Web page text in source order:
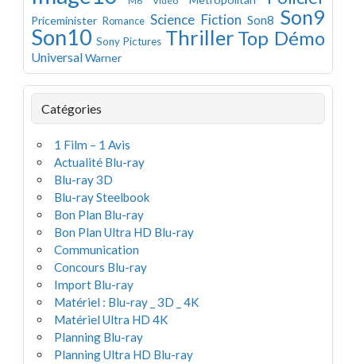
Priceminister Romance Science Fiction Son8 Son9
Son10 Sony Pictures Thriller Top Démo
UniversalWarner
Catégories
1 Film – 1 Avis
Actualité Blu-ray
Blu-ray 3D
Blu-ray Steelbook
Bon Plan Blu-ray
Bon Plan Ultra HD Blu-ray
Communication
Concours Blu-ray
Import Blu-ray
Matériel : Blu-ray _ 3D _ 4K
Matériel Ultra HD 4K
Planning Blu-ray
Planning Ultra HD Blu-ray